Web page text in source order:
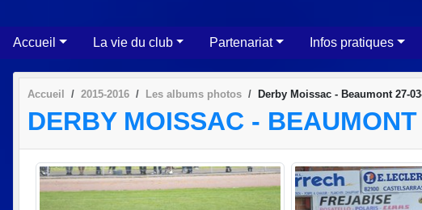
Accueil La vie du club Partenariat Infos pratiques
Accueil 2015-2016 Les albums photos Derby Moissac - Beaumont 27-
DERBY MOISSAC -